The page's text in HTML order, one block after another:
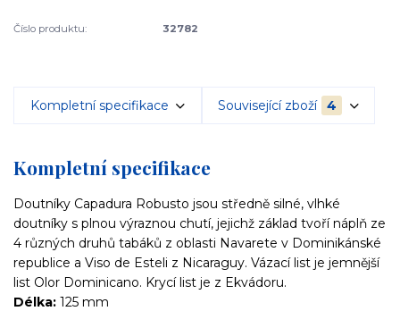
Číslo produktu: 32782
Kompletní specifikace Související zboží 4
Kompletní specifikace
Doutníky Capadura Robusto jsou středně silné, vlhké
doutníky s plnou výraznou chutí, jejichž základ tvoří náplň ze
4 různých druhů tabáků z oblasti Navarete v Dominikánské
republice a Viso de Esteli z Nicaraguy. Vázací list je jemnější
list Olor Dominicano. Krycí list je z Ekvádoru.
Délka: 125 mm